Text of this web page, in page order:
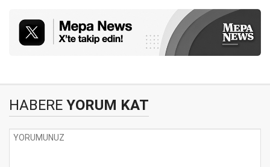
HABERE YORUM KAT